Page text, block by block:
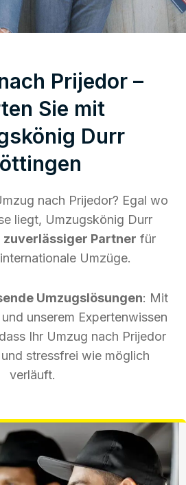
Prijedor –
Sie mit
Durr
nach Prijedor? Egal wo
liegt, Umzugskönig Durr
zuverlässiger Partner für
Umzüge.
Umzugslösungen: Mit
unserem Expertenwissen
Ihr Umzug nach Prijedor
stressfrei wie möglich
verläuft.